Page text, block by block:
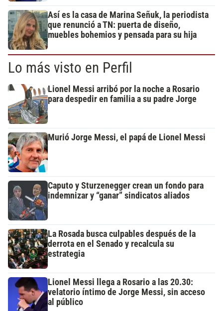
Así es la casa de Marina Señuk, la periodista
que renunció a TN: puerta de diseño,
muebles bohemios y pensada para su hija
Lo más visto en Perfil
Lionel Messi arribó por la noche a Rosario
para despedir en familia a su padre Jorge
Murió Jorge Messi, el papá de Lionel Messi
Caputo y Sturzenegger crean un fondo para
indemnizar y “ganar” sindicatos aliados
La Rosada busca culpables después de la
derrota en el Senado y recalcula su
estrategia
Lionel Messi llega a Rosario a las 20.30:
velatorio íntimo de Jorge Messi, sin acceso
al público